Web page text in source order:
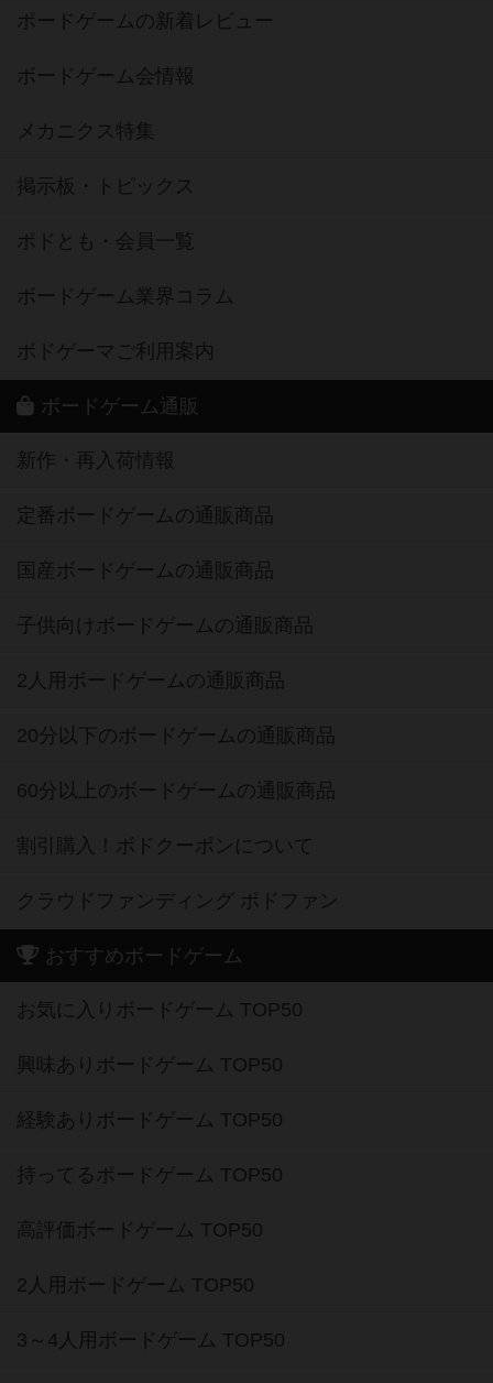
ボードゲームの新着レビュー
ボードゲーム会情報
メカニクス特集
掲示板・トピックス
ボドとも・会員一覧
ボードゲーム業界コラム
ボドゲーマご利用案内
ボードゲーム通販
新作・再入荷情報
定番ボードゲームの通販商品
国産ボードゲームの通販商品
子供向けボードゲームの通販商品
2人用ボードゲームの通販商品
20分以下のボードゲームの通販商品
60分以上のボードゲームの通販商品
割引購入！ボドクーポンについて
クラウドファンディング ボドファン
おすすめボードゲーム
お気に入りボードゲーム TOP50
興味ありボードゲーム TOP50
経験ありボードゲーム TOP50
持ってるボードゲーム TOP50
高評価ボードゲーム TOP50
2人用ボードゲーム TOP50
3～4人用ボードゲーム TOP50